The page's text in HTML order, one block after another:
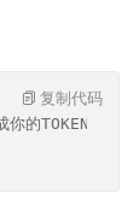
复制代码